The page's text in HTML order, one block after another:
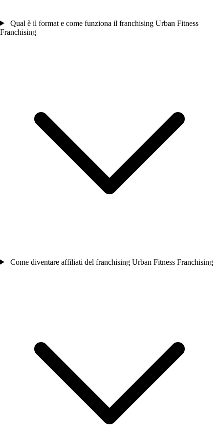
Qual è il format e come funziona il franchising Urban Fitness
Franchising
Come diventare affiliati del franchising Urban Fitness Franchising